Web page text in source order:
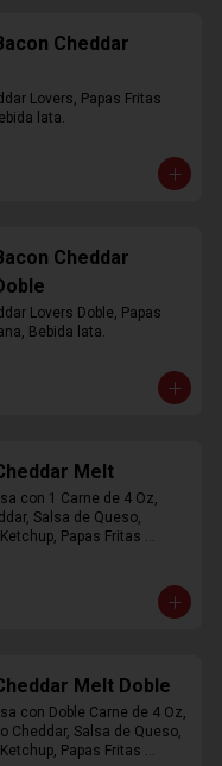
Cheddar
Lovers, Papas Fritas
lata.
Cheddar
Lovers Doble, Papas
Bebida lata.
Melt
con 1 Carne de 4 Oz,
Salsa de Queso,
Papas Fritas
Melt Doble
con Doble Carne de 4 Oz,
Cheddar, Salsa de Queso,
Papas Fritas